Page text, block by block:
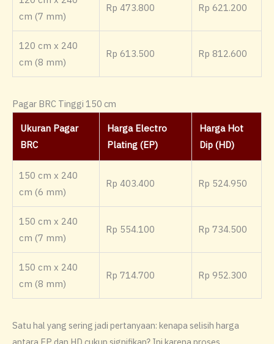
cm (7 mm)
Rp 473.800 Rp 621.200
120 cm x 240
cm (8 mm)
Rp 613.500 Rp 812.600
Pagar BRC Tinggi 150 cm
Ukuran Pagar
BRC
Harga Electro
Plating (EP)
Harga Hot
Dip (HD)
150 cm x 240
cm (6 mm)
Rp 403.400 Rp 524.950
150 cm x 240
cm (7 mm)
Rp 554.100 Rp 734.500
150 cm x 240
cm (8 mm)
Rp 714.700 Rp 952.300
Satu hal yang sering jadi pertanyaan: kenapa selisih harga